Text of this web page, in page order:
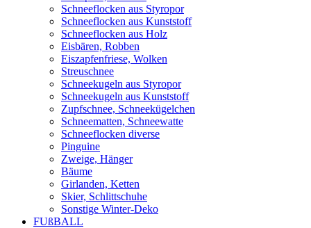
Schneeflocken aus Styropor
Schneeflocken aus Kunststoff
Schneeflocken aus Holz
Eisbären, Robben
Eiszapfenfriese, Wolken
Streuschnee
Schneekugeln aus Styropor
Schneekugeln aus Kunststoff
Zupfschnee, Schneekügelchen
Schneematten, Schneewatte
Schneeflocken diverse
Pinguine
Zweige, Hänger
Bäume
Girlanden, Ketten
Skier, Schlittschuhe
Sonstige Winter-Deko
FUßBALL